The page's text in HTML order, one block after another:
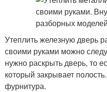
Утеплить железную дверь
своими руками можно
нужно раскрыть дверь, то
который закрывает
фурнитура.